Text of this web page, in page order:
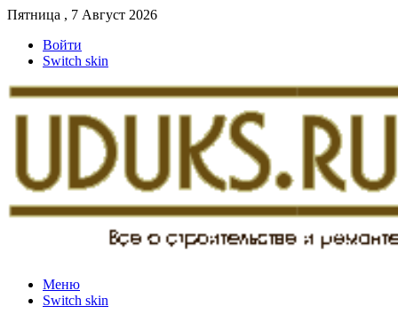
Пятница , 7 Август 2026
Войти
Switch skin
Меню
Switch skin